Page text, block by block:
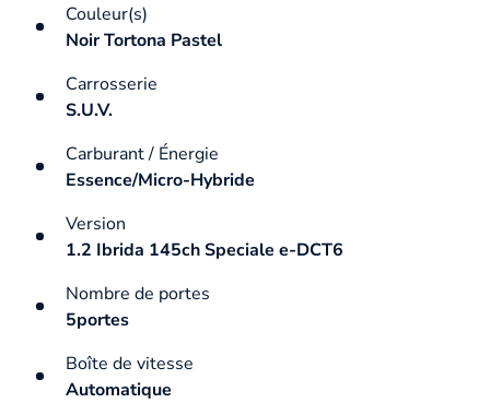
Couleur(s)
Noir Tortona Pastel
Carrosserie
S.U.V.
Carburant / Énergie
Essence/Micro-Hybride
Version
1.2 Ibrida 145ch Speciale e-DCT6
Nombre de portes
5portes
Boîte de vitesse
Automatique